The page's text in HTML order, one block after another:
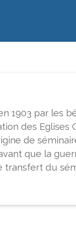
1903 par les
des Eglises
de
que la
transfert du